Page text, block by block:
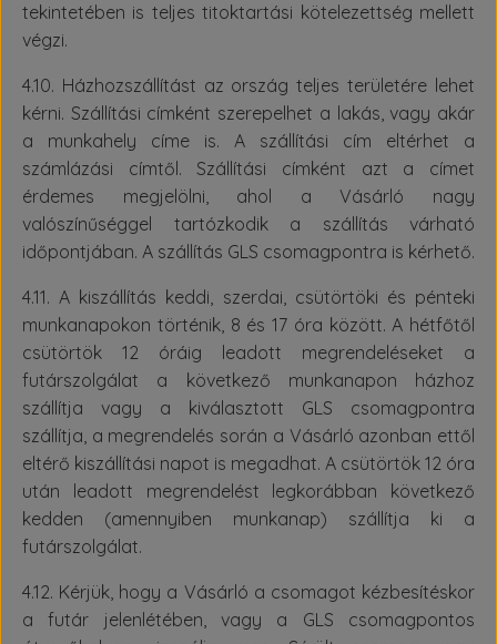
tekintetében is teljes titoktartási kötelezettség mellett
végzi.
4.10. Házhozszállítást az ország teljes területére lehet
kérni. Szállítási címként szerepelhet a lakás, vagy akár
a munkahely címe is. A szállítási cím eltérhet a
számlázási címtől. Szállítási címként azt a címet
érdemes megjelölni, ahol a Vásárló nagy
valószínűséggel tartózkodik a szállítás várható
időpontjában. A szállítás GLS csomagpontra is kérhető.
4.11. A kiszállítás keddi, szerdai, csütörtöki és pénteki
munkanapokon történik, 8 és 17 óra között. A hétfőtől
csütörtök 12 óráig leadott megrendeléseket a
futárszolgálat a következő munkanapon házhoz
szállítja vagy a kiválasztott GLS csomagpontra
szállítja, a megrendelés során a Vásárló azonban ettől
eltérő kiszállítási napot is megadhat. A csütörtök 12 óra
után leadott megrendelést legkorábban következő
kedden (amennyiben munkanap) szállítja ki a
futárszolgálat.
4.12. Kérjük, hogy a Vásárló a csomagot kézbesítéskor
a futár jelenlétében, vagy a GLS csomagpontos